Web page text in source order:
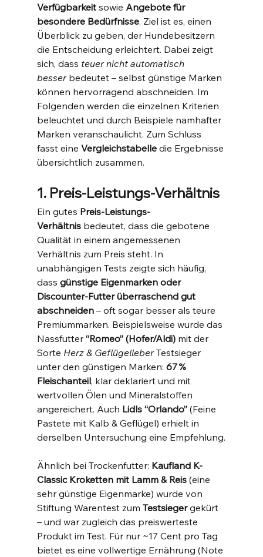
Verfügbarkeit sowie Angebote für
besondere Bedürfnisse. Ziel ist es, einen
Überblick zu geben, der Hundebesitzern
die Entscheidung erleichtert. Dabei zeigt
sich, dass teuer nicht automatisch
besser bedeutet – selbst günstige Marken
können hervorragend abschneiden​. Im
Folgenden werden die einzelnen Kriterien
beleuchtet und durch Beispiele namhafter
Marken veranschaulicht. Zum Schluss
fasst eine Vergleichstabelle die Ergebnisse
übersichtlich zusammen.
1. Preis-Leistungs-Verhältnis
Ein gutes Preis-Leistungs-
Verhältnis bedeutet, dass die gebotene
Qualität in einem angemessenen
Verhältnis zum Preis steht. In
unabhängigen Tests zeigte sich häufig,
dass günstige Eigenmarken oder
Discounter-Futter überraschend gut
abschneiden – oft sogar besser als teure
Premiummarken. Beispielsweise wurde das
Nassfutter “Romeo” (Hofer/Aldi) mit der
Sorte Herz & Geflügelleber Testsieger
unter den günstigen Marken: 67 %
Fleischanteil, klar deklariert und mit
wertvollen Ölen und Mineralstoffen
angereichert​. Auch Lidls “Orlando” (Feine
Pastete mit Kalb & Geflügel) erhielt in
derselben Untersuchung eine Empfehlung​.
Ähnlich bei Trockenfutter: Kaufland K-
Classic Kroketten mit Lamm & Reis (eine
sehr günstige Eigenmarke) wurde von
Stiftung Warentest zum Testsieger gekürt
– und war zugleich das preiswerteste
Produkt im Test​. Für nur ~17 Cent pro Tag
bietet es eine vollwertige Ernährung (Note